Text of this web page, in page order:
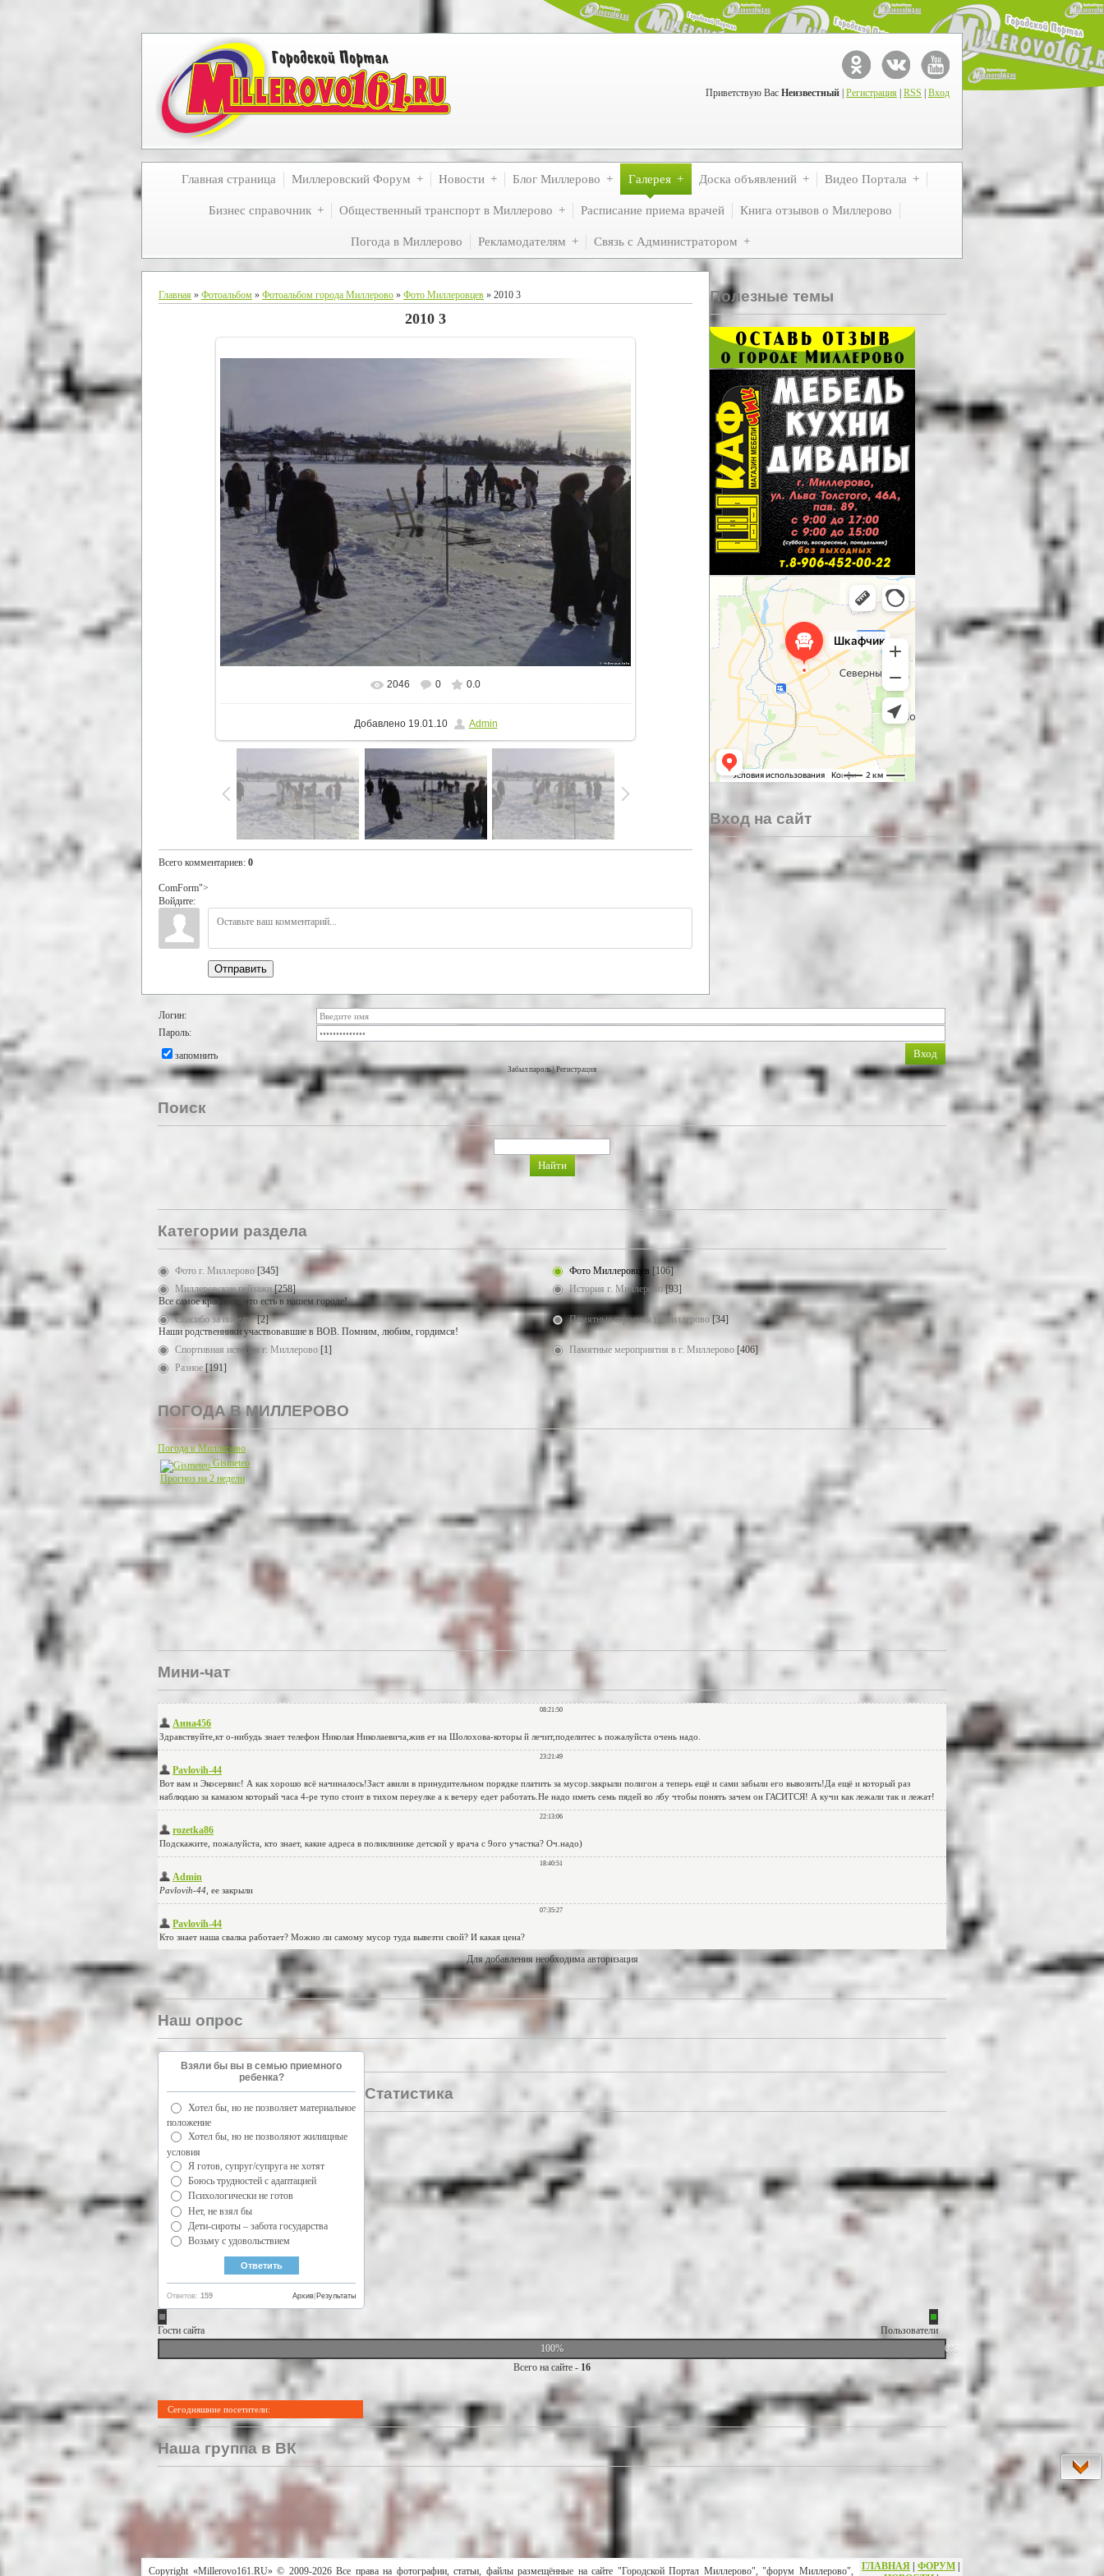
Приветствую Вас Неизвестный Регистрация RSS Вход
Главная страница Миллеровский Форум Новости Блог Миллерово Галерея Доска объявлений Видео Портала
Бизнес справочник Общественный транспорт в Миллерово Расписание приема врачей Книга отзывов о Миллерово
Погода в Миллерово Рекламодателям Связь с Администратором
Главная » Фотоальбом » Фотоальбом города Миллерово » Фото Миллеровцев » 2010 3
2010 3
В реальном размере 1500x1125
2046 0 0.0
Добавлено19.01.10 Admin
Всего комментариев: 0
ComForm">
Войдите:
Отправить
Полезные темы
Вход на сайт
Логин:
Пароль:
запомнить
Забыл пароль|Регистрация
Поиск
Категории раздела
Фото г. Миллерово [345] Фото Миллеровцев [106]
Миллеровские пейзажи [258]
Все самое красивое, что есть в нашем городе!
История г. Миллерово [93]
Спасибо за победу! [2]
Наши родственники участвовавшие в ВОВ. Помним, любим, гордимся!
Памятные строения г. Миллерово [34]
Спортивная история г. Миллерово [1] Памятные мероприятия в г. Миллерово [406]
Разное [191]
ПОГОДА В МИЛЛЕРОВО
Погода в Миллерово
Gismeteo
Прогноз на 2 недели
Мини-чат
Для добавления необходима авторизация
Наш опрос
Взяли бы вы в семью приемного
ребенка?
Хотел бы, но не позволяет материальное
положение
Хотел бы, но не позволяют жилищные
условия
Я готов, супруг/супруга не хотят
Боюсь трудностей с адаптацией
Психологически не готов
Нет, не взял бы
Дети-сироты – забота государства
Возьму с удовольствием
Ответов: 159 Результаты
Архив
Статистика
Гости сайта
Пользователи
100%
0%
Всего на сайте - 16
Сегодняшние посетители:
Наша группа в ВК
Copyright «Millerovo161.RU» © 2009-2026 Все права на фотографии, статьи, файлы размещённые на сайте "Городской Портал Миллерово", "форум Миллерово", ГЛАВНАЯ ФОРУМ